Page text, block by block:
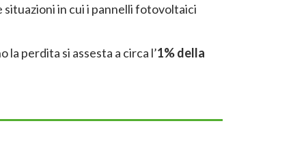
situazioni in cui i pannelli fotovoltaici
la perdita si assesta a circa l’1% della